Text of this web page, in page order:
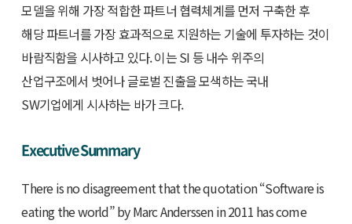
모델을 위해 가장 적합한 파트너 협력체계를 먼저 구축한 후
해당 파트너를 가장 효과적으로 지원하는 기술에 투자하는 것이
바람직함을 시사하고 있다. 이는 SI 등 내수 위주의
산업구조에서 벗어나 글로벌 진출을 모색하는 국내
SW기업에게 시사하는 바가 크다.
Executive Summary
There is no disagreement that the quotation “Software is
eating the world” by Marc Anderssen in 2011 has come